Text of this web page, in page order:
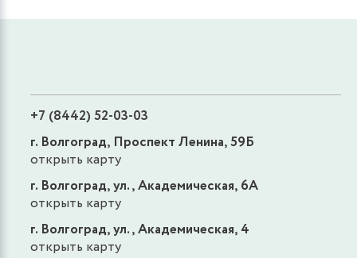
+7 (8442) 52-03-03
г. Волгоград, Проспект Ленина, 59Б
открыть карту
г. Волгоград, ул., Академическая, 6А
открыть карту
г. Волгоград, ул., Академическая, 4
открыть карту